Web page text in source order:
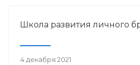
Школа развития личного
4 декабря 2021